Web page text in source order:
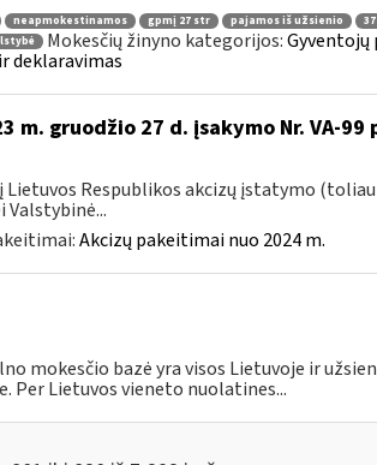
neapmokestinamos gpmį 27 str pajamos iš užsienio
Mokesčių žinyno kategorijos:Gyventojų
deklaravimas
m. gruodžio 27 d. įsakymo Nr. VA-
Respublikos akcizų įstatymo (toliau
Valstybinė...
Akcizų pakeitimai nuo 2024 m.
mokesčio bazė yra visos Lietuvoje ir
Per Lietuvos vieneto nuolatines...